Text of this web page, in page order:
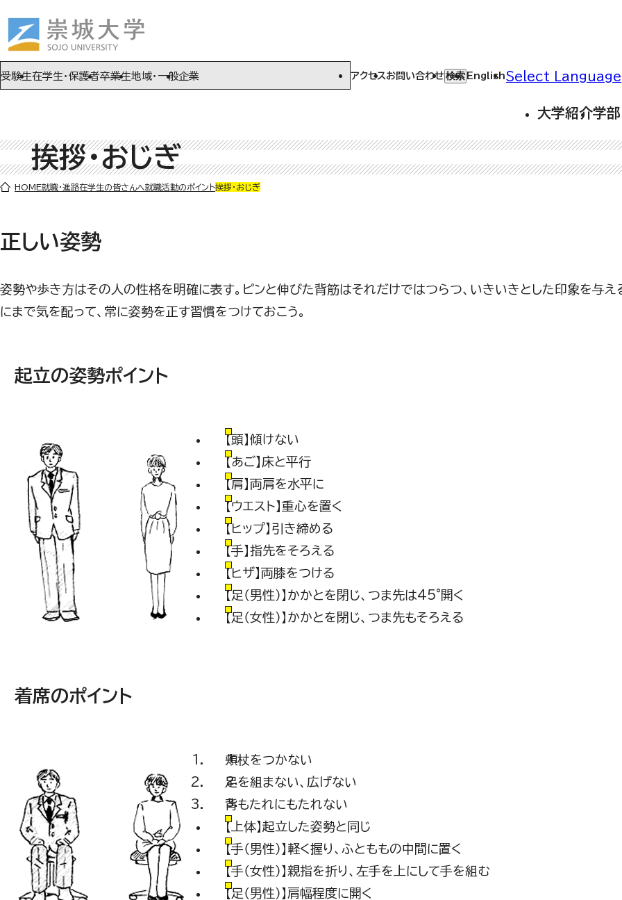
本文(c)へ
受験生在学生・保護者卒業生地域・一般企業 アクセスお問い合わせ 検索 English Select Language
大学紹介学部
ここから本文です。
挨拶・おじぎ
HOME就職・進路在学生の皆さんへ就職活動のポイント挨拶・おじぎ
正しい姿勢
姿勢や歩き方はその人の性格を明確に表す。ピンと伸びた背筋はそれだけではつらつ、いきいきとした印象を与え
にまで気を配って、常に姿勢を正す習慣をつけておこう。
起立の姿勢ポイント
【頭】傾けない
【あご】床と平行
【肩】両肩を水平に
【ウエスト】重心を置く
【ヒップ】引き締める
【手】指先をそろえる
【ヒザ】両膝をつける
【足（男性）】かかとを閉じ、つま先は45°開く
【足（女性）】かかとを閉じ、つま先もそろえる
着席のポイント
頬杖をつかない
足を組まない、広げない
背もたれにもたれない
【上体】起立した姿勢と同じ
【手（男性）】軽く握り、ふとももの中間に置く
【手（女性）】親指を折り、左手を上にして手を組む
【足（男性）】肩幅程度に開く